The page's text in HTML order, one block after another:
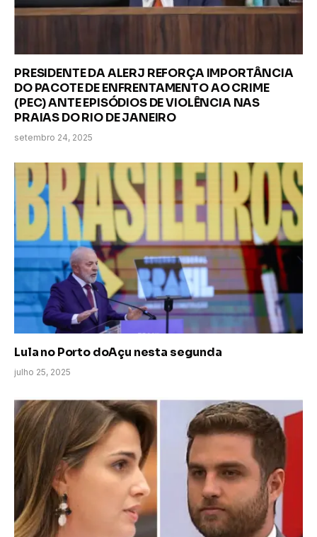
PRESIDENTE DA ALERJ REFORÇA IMPORTÂNCIA
DO PACOTE DE ENFRENTAMENTO AO CRIME
(PEC) ANTE EPISÓDIOS DE VIOLÊNCIA NAS
PRAIAS DO RIO DE JANEIRO
setembro 24, 2025
Lula no Porto doAçu nesta segunda
julho 25, 2025